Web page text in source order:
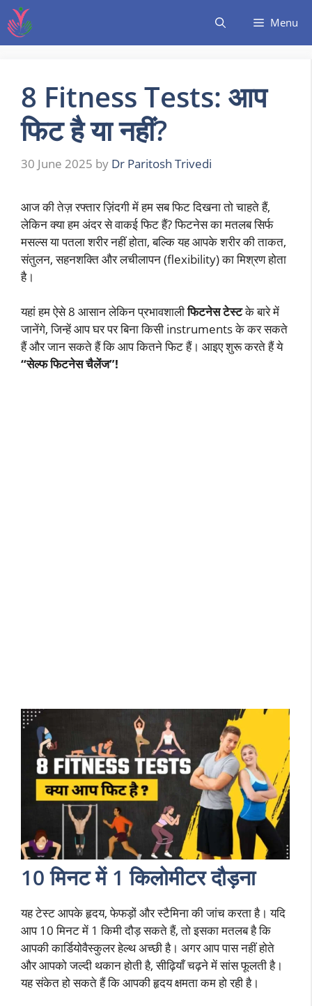
Menu
8 Fitness Tests: आप
फिट है या नहीं?
30 June 2025 by Dr Paritosh Trivedi
आज की तेज़ रफ्तार ज़िंदगी में हम सब फिट दिखना तो चाहते हैं,
लेकिन क्या हम अंदर से वाकई फिट हैं? फिटनेस का मतलब सिर्फ
मसल्स या पतला शरीर नहीं होता, बल्कि यह आपके शरीर की ताकत,
संतुलन, सहनशक्ति और लचीलापन (flexibility) का मिश्रण होता
है।
यहां हम ऐसे 8 आसान लेकिन प्रभावशालीफिटनेस टेस्टके बारे में
जानेंगे, जिन्हें आप घर पर बिना किसी instruments के कर सकते
हैं और जान सकते हैं कि आप कितने फिट हैं। आइए शुरू करते हैं ये
“सेल्फ फिटनेस चैलेंज”!
10 मिनट में 1 किलोमीटर दौड़ना
यह टेस्ट आपके हृदय, फेफड़ों और स्टैमिना की जांच करता है। यदि
आप 10 मिनट में 1 किमी दौड़ सकते हैं, तो इसका मतलब है कि
आपकी कार्डियोवैस्कुलर हेल्थ अच्छी है। अगर आप पास नहीं होते
और आपको जल्दी थकान होती है, सीढ़ियाँ चढ़ने में सांस फूलती है।
यह संकेत हो सकते हैं कि आपकी हृदय क्षमता कम हो रही है।